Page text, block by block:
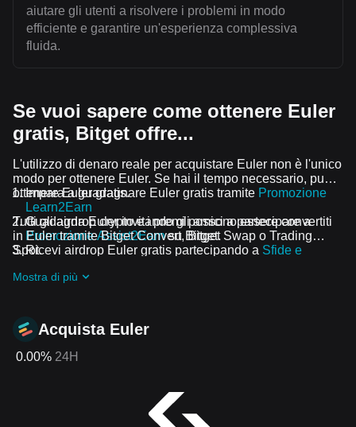
aiutare gli utenti a risolvere i problemi in modo
efficiente e garantire un'esperienza complessiva
fluida.
Se vuoi sapere come ottenere Euler
gratis, Bitget offre...
L'utilizzo di denaro reale per acquistare Euler non è l'unico
modo per ottenere Euler. Se hai il tempo necessario, puoi
ottenere Euler gratis.
Impara a guadagnare Euler gratis tramite Promozione
Learn2Earn
Guadagna Euler invitando gli amici a partecipare a
Promozione Assist2Earnsu Bitget.
Ricevi airdrop Euler gratis partecipando a Sfide e
Tutti gli airdrop crypto e i premi possono essere convertiti
in Euler tramite Bitget Convert, Bitget Swap o Trading
Spot.
Mostra di più
Acquista Euler
0.00% 24H